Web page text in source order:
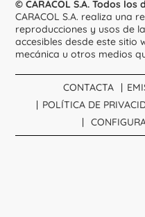
© CARACOL S.A. Todos
CARACOL S.A. realiza una
reproducciones y usos de
accesibles desde este sitio
mecánica u otros medios
CONTACTA
POLÍTICA DE